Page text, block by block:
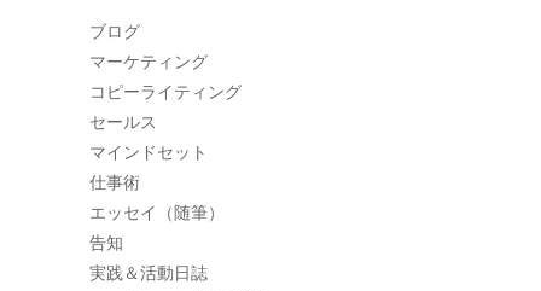
ブログ
マーケティング
コピーライティング
セールス
マインドセット
仕事術
エッセイ（随筆）
告知
実践＆活動日誌